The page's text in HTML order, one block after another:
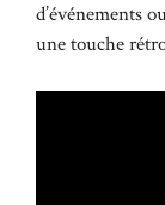
d’événements
une touche